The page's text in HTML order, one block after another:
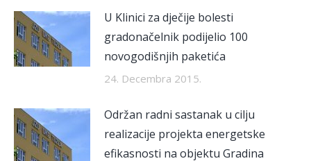
U Klinici za dječije bolesti
gradonačelnik podijelio 100
novogodišnjih paketića
24. Decembra 2015.
Održan radni sastanak u cilju
realizacije projekta energetske
efikasnosti na objektu Gradina